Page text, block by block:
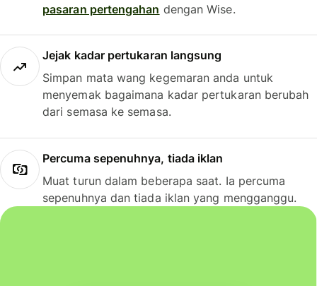
pasaran pertengahan dengan Wise.
Jejak kadar pertukaran langsung
Simpan mata wang kegemaran anda untuk
menyemak bagaimana kadar pertukaran berubah
dari semasa ke semasa.
Percuma sepenuhnya, tiada iklan
Muat turun dalam beberapa saat. Ia percuma
sepenuhnya dan tiada iklan yang mengganggu.